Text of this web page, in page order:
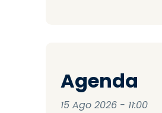
Agenda
15 Ago 2026 - 11:00